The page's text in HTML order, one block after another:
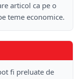
articol ca pe o
teme economice.
fi preluate de